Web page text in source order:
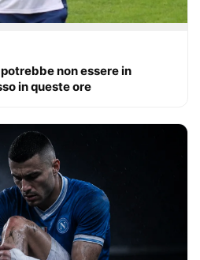
non essere in
in queste ore